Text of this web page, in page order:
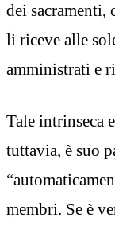
dei
li riceve alle
amministrati e
Tale intrinseca
tuttavia, è suo
membri. Se è